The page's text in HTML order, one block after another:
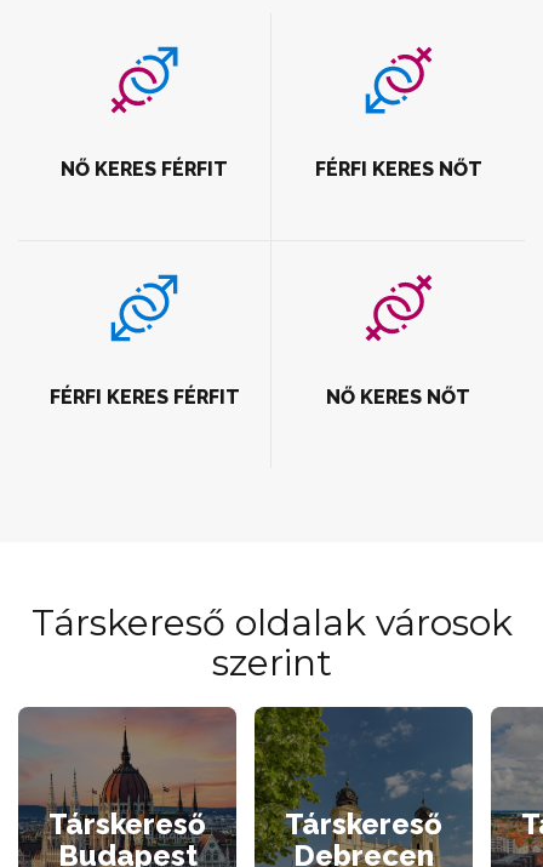
NŐ KERES FÉRFIT FÉRFI KERES NŐT
FÉRFI KERES FÉRFIT NŐ KERES NŐT
Társkereső oldalak városok
szerint
Társkereső
Budapest
Társkereső
Debrecen